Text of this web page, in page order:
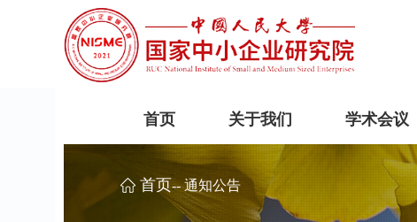
首页 关于我们 学术会议
首页-- 通知公告